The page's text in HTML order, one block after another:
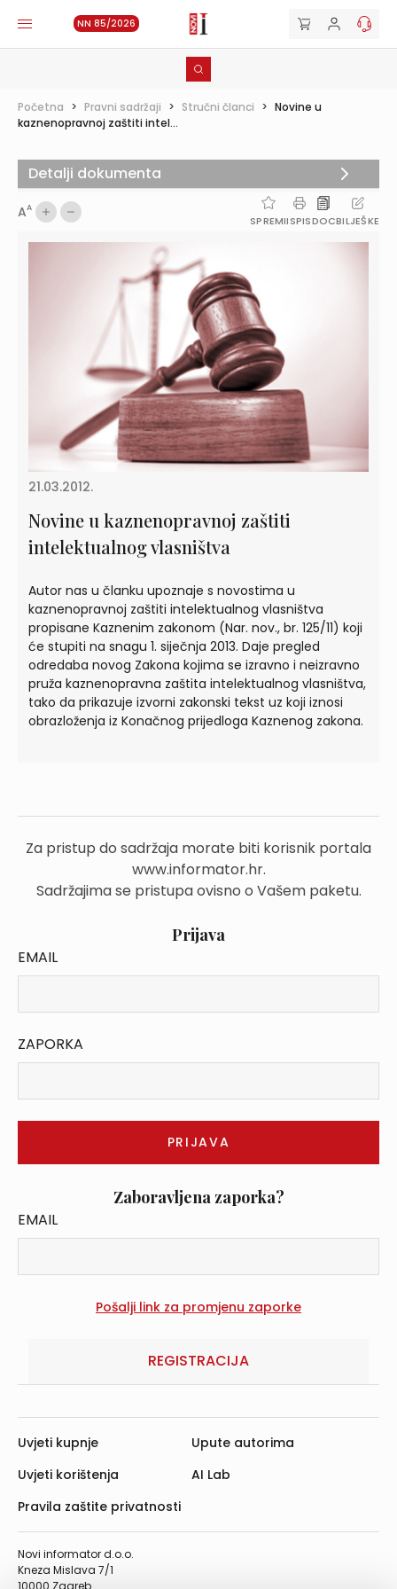
NN 85/2026
Početna > Pravni sadržaji > Stručni članci > Novine u
kaznenopravnoj zaštiti intel...
AA
SPREMIISPISDOCBILJEŠKE
21.03.2012.
Novine u kaznenopravnoj zaštiti
intelektualnog vlasništva
Autor nas u članku upoznaje s novostima u
kaznenopravnoj zaštiti intelektualnog vlasništva
propisane Kaznenim zakonom (Nar. nov., br. 125/11) koji
će stupiti na snagu 1. siječnja 2013. Daje pregled
odredaba novog Zakona kojima se izravno i neizravno
pruža kaznenopravna zaštita intelektualnog vlasništva,
tako da prikazuje izvorni zakonski tekst uz koji iznosi
obrazloženja iz Konačnog prijedloga Kaznenog zakona.
Za pristup do sadržaja morate biti korisnik portala
www.informator.hr.
Sadržajima se pristupa ovisno o Vašem paketu.
Prijava
EMAIL
ZAPORKA
Zaboravljena zaporka?
EMAIL
REGISTRACIJA
Detalji dokumenta
Novi informator d.o.o.
Kneza Mislava 7/1
10000 Zagreb
Uvjeti kupnje
Uvjeti korištenja
Pravila zaštite privatnosti
Upute autorima
AI Lab